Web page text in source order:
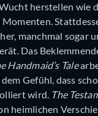
herstellen wie
manchmal sogar
Das
Handmaid’s Tale
Gefühl, dass
wird. The
heimlichen